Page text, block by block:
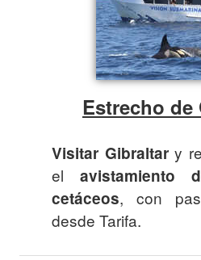
Estrecho
Visitar Gibraltary
el avistamiento
cetáceos, con
desde Tarifa.